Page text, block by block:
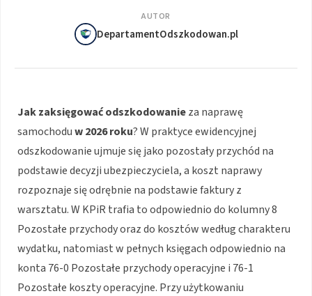
AUTOR
DepartamentOdszkodowan.pl
Jak zaksięgować odszkodowanieza naprawę
samochoduw 2026 roku? W praktyce ewidencyjnej
odszkodowanie ujmuje się jako pozostały przychód na
podstawie decyzji ubezpieczyciela, a koszt naprawy
rozpoznaje się odrębnie na podstawie faktury z
warsztatu. W KPiR trafia to odpowiednio do kolumny 8
Pozostałe przychody oraz do kosztów według charakteru
wydatku, natomiast w pełnych księgach odpowiednio na
konta 76-0 Pozostałe przychody operacyjne i 76-1
Pozostałe koszty operacyjne. Przy użytkowaniu